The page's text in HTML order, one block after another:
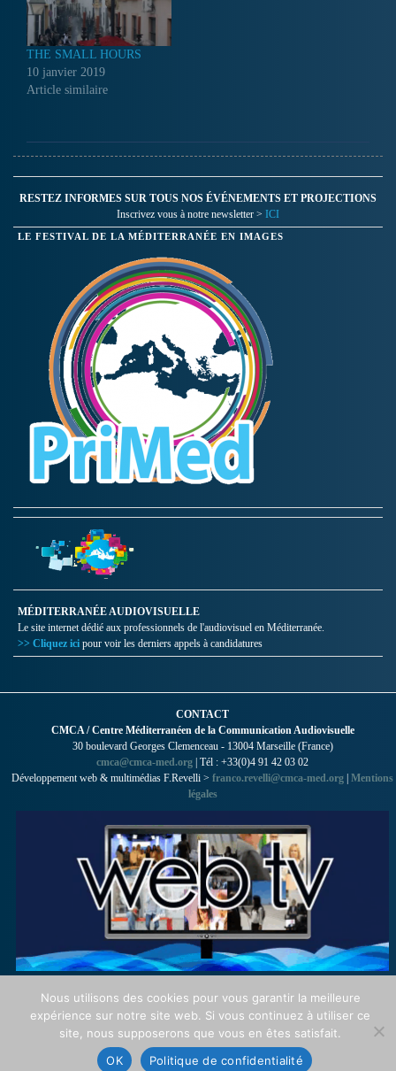
THE SMALL HOURS
10 janvier 2019
Article similaire
RESTEZ INFORMES SUR TOUS NOS ÉVÉNEMENTS ET PROJECTIONS
Inscrivez vous à notre newsletter > ICI
LE FESTIVAL DE LA MÉDITERRANÉE EN IMAGES
MÉDITERRANÉE AUDIOVISUELLE
Le site internet dédié aux professionnels de l'audiovisuel en Méditerranée.
>> Cliquez ici pour voir les derniers appels à candidatures
CONTACT
CMCA / Centre Méditerranéen de la Communication Audiovisuelle
30 boulevard Georges Clemenceau - 13004 Marseille (France)
cmca@cmca-med.org | Tél : +33(0)4 91 42 03 02
Développement web & multimédias F.Revelli > franco.revelli@cmca-med.org | Mentions
légales
Nous utilisons des cookies pour vous garantir la meilleure
expérience sur notre site web. Si vous continuez à utiliser ce
site, nous supposerons que vous en êtes satisfait.
OK
Politique de confidentialité